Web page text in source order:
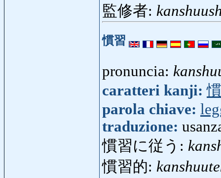
監修者:
慣習
pronuncia:
caratteri kanji:
parola chiave:
traduzione:
慣習に従う:
慣習的: